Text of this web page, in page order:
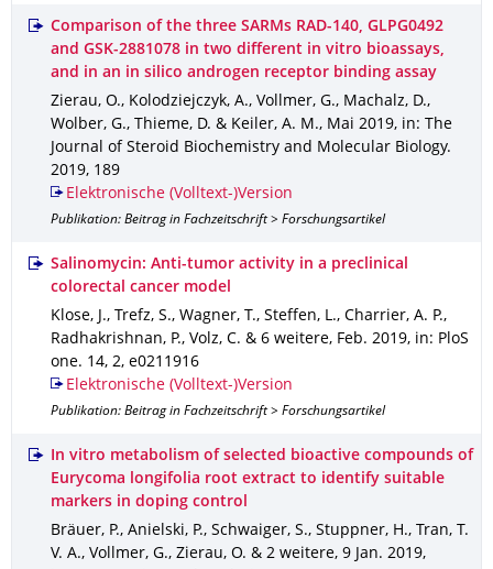
Comparison of the three SARMs RAD-140, GLPG0492
and GSK-2881078 in two different in vitro bioassays,
and in an in silico androgen receptor binding assay
Zierau, O., Kolodziejczyk, A., Vollmer, G., Machalz, D.,
Wolber, G., Thieme, D. & Keiler, A. M., Mai 2019, in: The
Journal of Steroid Biochemistry and Molecular Biology.
2019, 189
Elektronische (Volltext-)Version
Publikation: Beitrag in Fachzeitschrift > Forschungsartikel
Salinomycin: Anti-tumor activity in a preclinical
colorectal cancer model
Klose, J., Trefz, S., Wagner, T., Steffen, L., Charrier, A. P.,
Radhakrishnan, P., Volz, C. & 6 weitere, Feb. 2019, in: PloS
one. 14, 2, e0211916
Elektronische (Volltext-)Version
Publikation: Beitrag in Fachzeitschrift > Forschungsartikel
In vitro metabolism of selected bioactive compounds of
Eurycoma longifolia root extract to identify suitable
markers in doping control
Bräuer, P., Anielski, P., Schwaiger, S., Stuppner, H., Tran, T.
V. A., Vollmer, G., Zierau, O. & 2 weitere, 9 Jan. 2019,